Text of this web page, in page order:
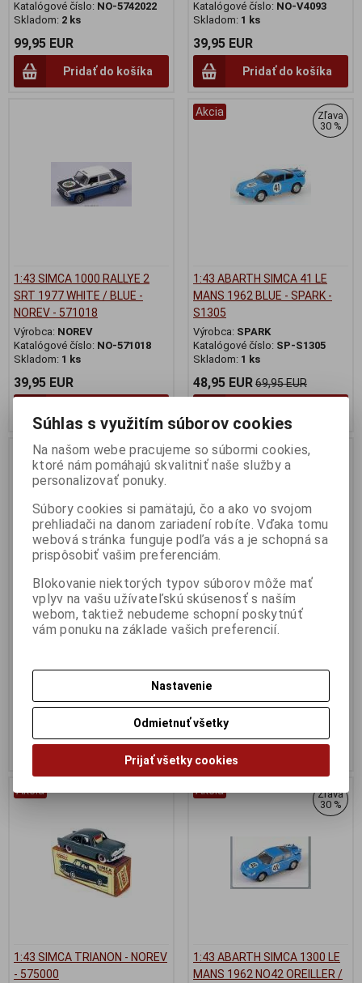
Katalógové číslo: NO-5742022
Skladom: 2 ks
99,95 EUR
Pridať do košíka
Katalógové číslo: NO-V4093
Skladom: 1 ks
39,95 EUR
Pridať do košíka
1:43 SIMCA 1000 RALLYE 2
SRT 1977 WHITE / BLUE -
NOREV - 571018
Výrobca: NOREV
Katalógové číslo: NO-571018
Skladom: 1 ks
39,95 EUR
Akcia
Zľava
30 %
1:43 ABARTH SIMCA 41 LE
MANS 1962 BLUE - SPARK -
S1305
Výrobca: SPARK
Katalógové číslo: SP-S1305
Skladom: 1 ks
48,95 EUR69,95 EUR
Akcia
1:43 SIMCA ARONDE 1951 -
PLASTIC RETRO MODEL -
Výrobca:NOREV
Skladom:
Akcia
Výpredaj
1:43 SIMCA ARONDE 1954 -
PLASTIC RETRO MODEL -
Výrobca:NOREV
Katalógové číslo:
17,95 EUR
Pridať do košíka
Akcia
1:43 SIMCA TRIANON - NOREV
- 575000
Akcia
Zľava
30 %
1:43 ABARTH SIMCA 1300 LE
MANS 1962 NO42 OREILLER /
Súhlas s využitím súborov cookies
Na našom webe pracujeme so súbormi cookies,
ktoré nám pomáhajú skvalitniť naše služby a
personalizovať ponuky.
Súbory cookies si pamätajú, čo a ako vo svojom
prehliadači na danom zariadení robíte. Vďaka tomu
webová stránka funguje podľa vás a je schopná sa
prispôsobiť vašim preferenciám.
Blokovanie niektorých typov súborov môže mať
vplyv na vašu užívateľskú skúsenosť s naším
webom, taktiež nebudeme schopní poskytnúť
vám ponuku na základe vašich preferencií.
Nastavenie
Odmietnuť všetky
Prijať všetky cookies